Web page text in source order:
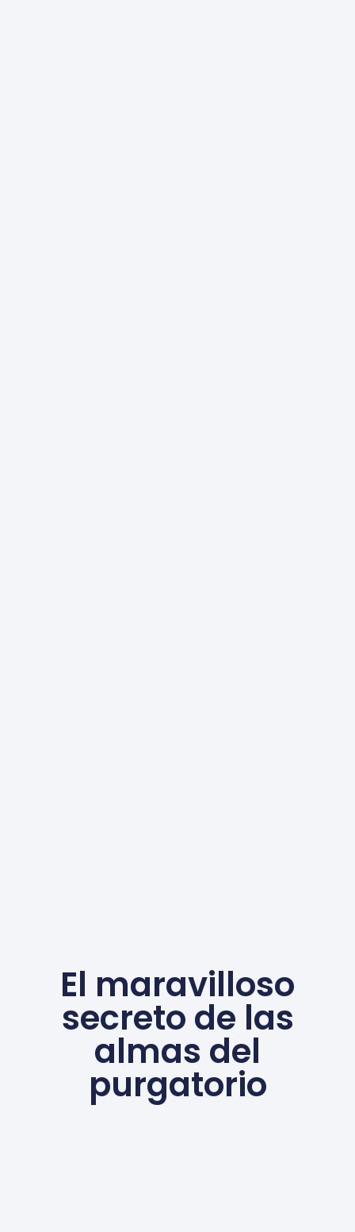
El maravilloso
secreto de las
almas del
purgatorio